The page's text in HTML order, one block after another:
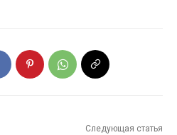
Следующая статья